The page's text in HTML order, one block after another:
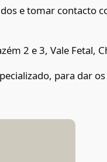
e tomar contacto
2 e 3, Vale Fetal,
para dar